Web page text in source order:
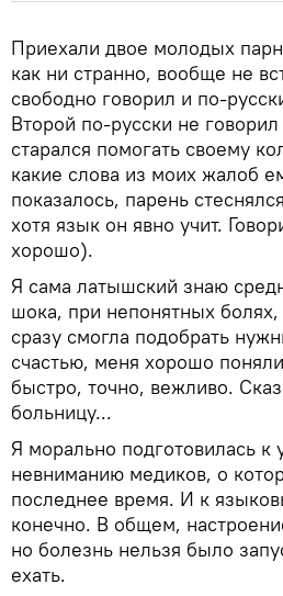
Приехали двое молодых
как ни странно, вообще не
свободно говорил и по-
Второй по-русски не
старался помогать своему
какие слова из моих жалоб
показалось, парень
хотя язык он явно учит.
хорошо).
Я сама латышский знаю
шока, при непонятных
сразу смогла подобрать
счастью, меня хорошо
быстро, точно, вежливо.
больницу...
Я морально подготовилась
невниманию медиков, о
последнее время. И к
конечно. В общем,
но болезнь нельзя было
ехать.